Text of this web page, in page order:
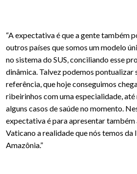
“A expectativa é que a gente também
outros países que somos um modelo
no sistema do SUS, conciliando esse
dinâmica. Talvez podemos pontualizar
referência, que hoje conseguimos
ribeirinhos com uma especialidade,
alguns casos de saúde no momento.
expectativa é para apresentar também
Vaticano a realidade que nós temos da
Amazônia.”